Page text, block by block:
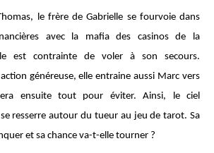
le frère de Gabrielle se fourvoie dans
avec la mafia des casinos de la
est contrainte de voler à son secours.
généreuse, elle entraine aussi Marc vers
ensuite tout pour éviter. Ainsi, le ciel
se resserre autour du tueur au jeu de tarot. Sa
et sa chance va-t-elle tourner ?